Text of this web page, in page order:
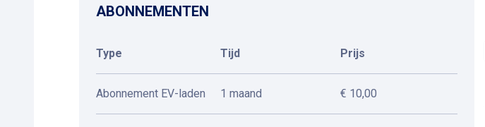
ABONNEMENTEN
Type Tijd Prijs
Abonnement EV-laden 1 maand € 10,00